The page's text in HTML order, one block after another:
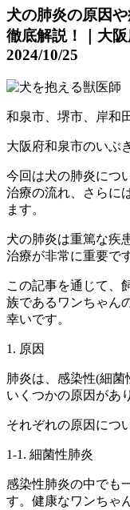
犬の肺炎の原因
徹底解説！｜大
2024/10/25
和泉市、堺市、岸和
大阪府和泉市のいぶ
今回は犬の肺炎につ
治療の流れ、さらに
ます。
犬の肺炎は重篤な疾
治療が非常に重要で
この記事を通じて、
族であるワンちゃん
幸いです。
1. 原因
肺炎は、感染性(細
いくつかの原因があ
それぞれの原因につ
1-1. 細菌性肺炎
感染性肺炎の中でも
す。健康なワンちゃ